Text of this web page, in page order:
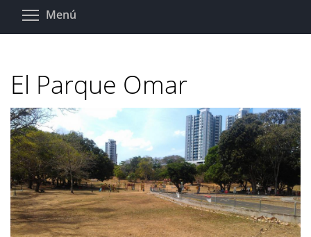
Pasar
Menú
El Parque Omar